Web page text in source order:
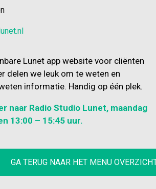
Lunet app website voor cliënten
delen we leuk om te weten en
informatie. Handig op één plek.
naar Radio Studio Lunet, maandag
13:00 – 15:45 uur.
GA TERUG NAAR HET MENU